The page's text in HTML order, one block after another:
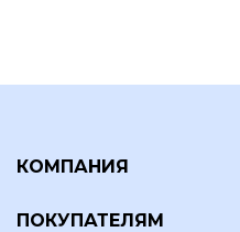
КОМПАНИЯ
ПОКУПАТЕЛЯМ